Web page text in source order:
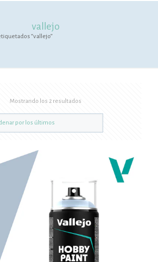
vallejo
“vallejo”
Mostrando los 2 resultados